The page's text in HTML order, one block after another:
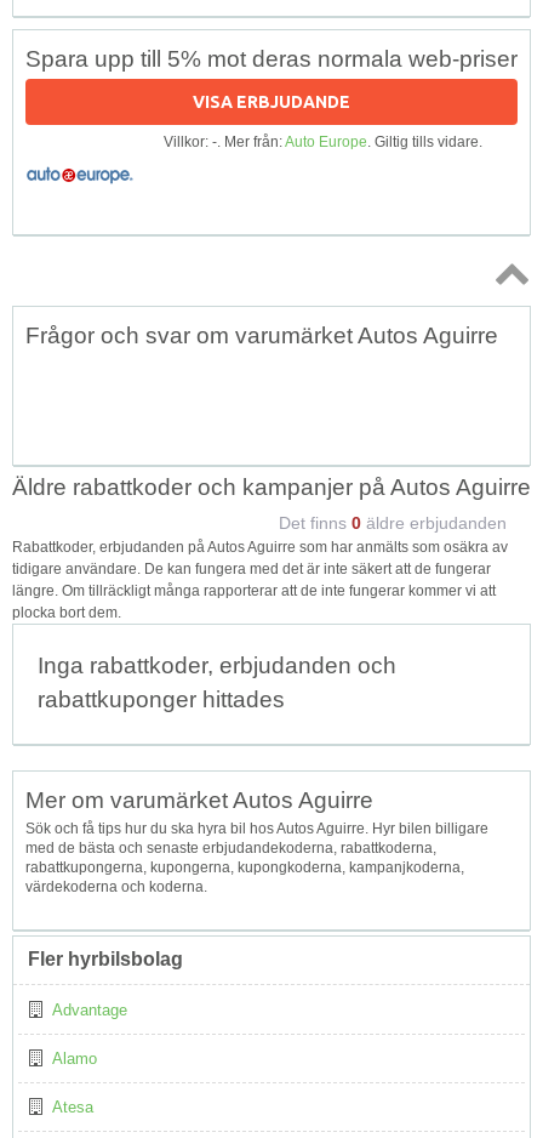
Spara upp till 5% mot deras normala web-priser
VISA ERBJUDANDE
Villkor: -. Mer från:Auto Europe. Giltig tills vidare.
Topp
Frågor och svar om varumärket Autos Aguirre
Äldre rabattkoder och kampanjer på Autos Aguirre
Det finns 0 äldre erbjudanden
Rabattkoder, erbjudanden på Autos Aguirre som har anmälts som osäkra av
tidigare användare. De kan fungera med det är inte säkert att de fungerar
längre. Om tillräckligt många rapporterar att de inte fungerar kommer vi att
plocka bort dem.
Inga rabattkoder, erbjudanden och
rabattkuponger hittades
Mer om varumärket Autos Aguirre
Sök och få tips hur du ska hyra bil hos Autos Aguirre. Hyr bilen billigare
med de bästa och senaste erbjudandekoderna, rabattkoderna,
rabattkupongerna, kupongerna, kupongkoderna, kampanjkoderna,
värdekoderna och koderna.
Fler hyrbilsbolag
Advantage
Alamo
Atesa